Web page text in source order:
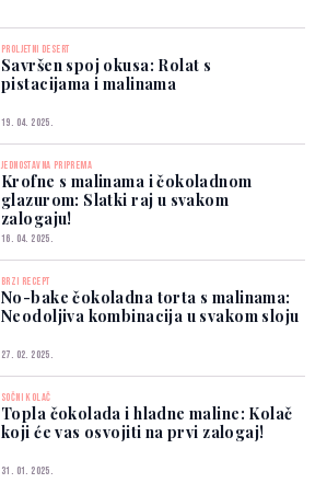
PROLJETNI DESERT
Savršen spoj okusa: Rolat s
pistacijama i malinama
19. 04. 2025.
JEDNOSTAVNA PRIPREMA
Krofne s malinama i čokoladnom
glazurom: Slatki raj u svakom
zalogaju!
16. 04. 2025.
BRZI RECEPT
No-bake čokoladna torta s malinama:
Neodoljiva kombinacija u svakom sloju
27. 02. 2025.
SOČNI KOLAČ
Topla čokolada i hladne maline: Kolač
koji će vas osvojiti na prvi zalogaj!
31. 01. 2025.